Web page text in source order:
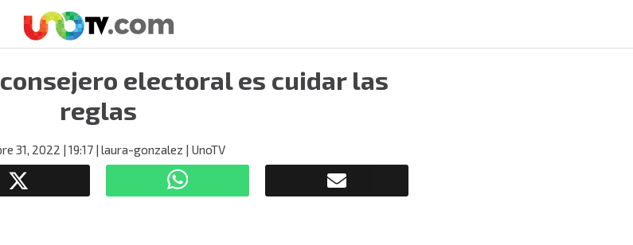
electoral es cuidar las
reglas
31, 2022 | 19:17| laura-gonzalez | UnoTV